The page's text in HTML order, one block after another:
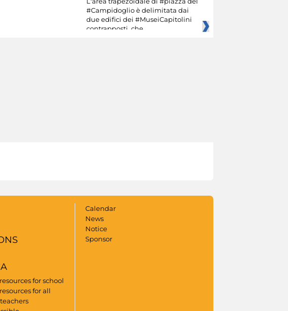
#Campidoglio è delimitata dai
due edifici dei #MuseiCapitolini
contrapposti, che
for school
for all
Calendar
News
Notice
Sponsor